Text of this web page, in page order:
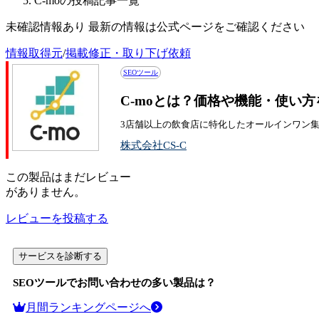
未確認情報あり 最新の情報は公式ページをご確認ください
情報取得元/掲載修正・取り下げ依頼
SEOツール
C-moとは？価格や機能・使い方
3店舗以上の飲食店に特化したオールインワン
株式会社CS-C
この製品はまだレビュー
がありません。
レビューを投稿する
サービスを診断する
SEOツールでお問い合わせの多い製品は？
月間ランキングページへ